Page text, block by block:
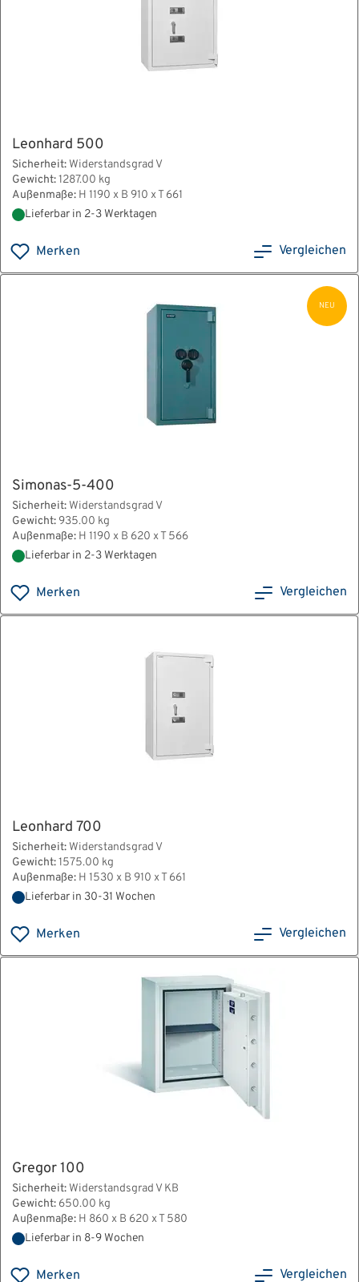
Leonhard 500
Sicherheit: Widerstandsgrad V
Gewicht:1287.00 kg
Außenmaße: H 1190 x B 910 x T 661
Lieferbar in 2-3 Werktagen
Merken Vergleichen
NEU
Simonas-5-400
Sicherheit: Widerstandsgrad V
Gewicht: 935.00 kg
Außenmaße: H 1190 x B 620 x T 566
Lieferbar in 2-3 Werktagen
Merken Vergleichen
Leonhard 700
Sicherheit: Widerstandsgrad V
Gewicht:1575.00 kg
Außenmaße: H 1530 x B 910 x T 661
Lieferbar in 30-31 Wochen
Merken Vergleichen
Gregor 100
Sicherheit: Widerstandsgrad V KB
Gewicht: 650.00 kg
Außenmaße: H 860 x B 620 x T 580
Lieferbar in 8-9 Wochen
Merken Vergleichen